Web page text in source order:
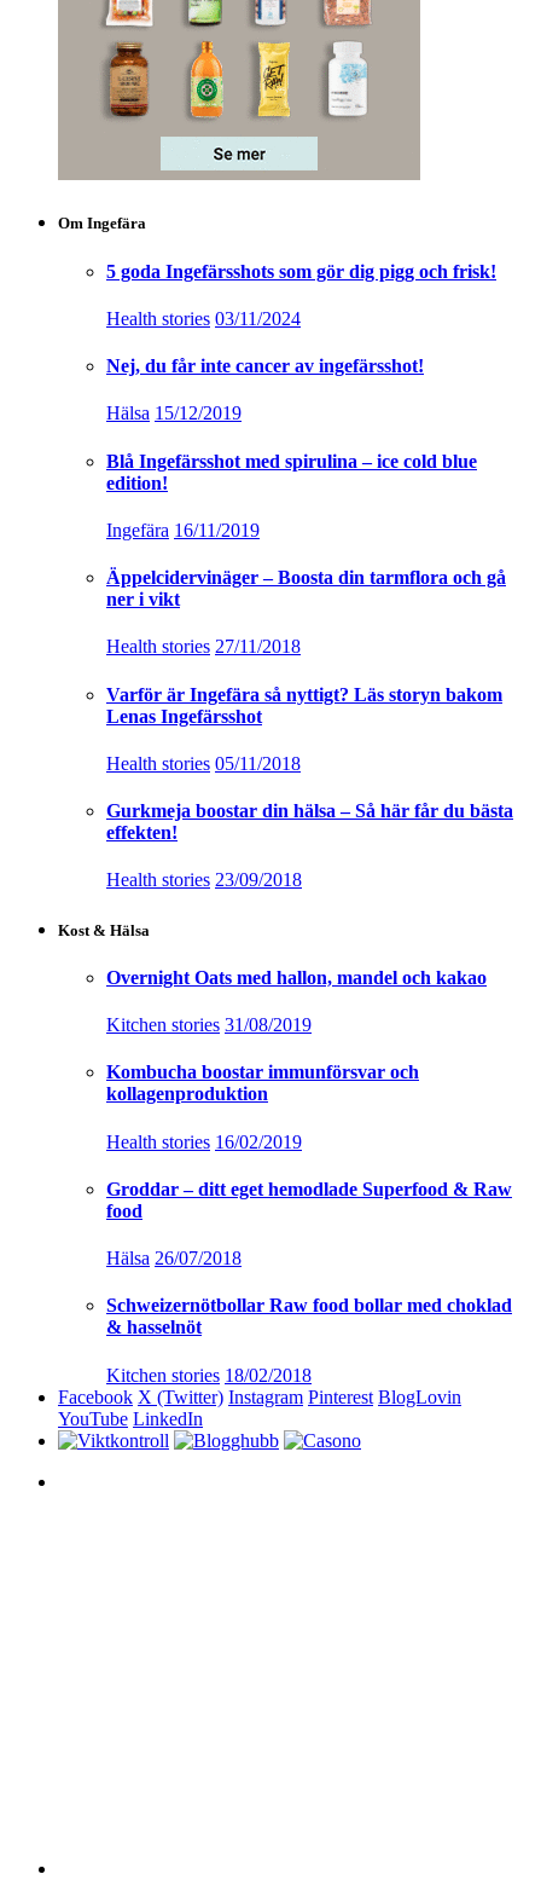
Om Ingefära
5 goda Ingefärsshots som gör dig pigg och frisk!
Health stories 03/11/2024
Nej, du får inte cancer av ingefärsshot!
Hälsa 15/12/2019
Blå Ingefärsshot med spirulina – ice cold blue
edition!
Ingefära 16/11/2019
Äppelcidervinäger – Boosta din tarmflora och gå
ner i vikt
Health stories 27/11/2018
Varför är Ingefära så nyttigt? Läs storyn bakom
Lenas Ingefärsshot
Health stories 05/11/2018
Gurkmeja boostar din hälsa – Så här får du bästa
effekten!
Health stories 23/09/2018
Kost & Hälsa
Overnight Oats med hallon, mandel och kakao
Kitchen stories 31/08/2019
Kombucha boostar immunförsvar och
kollagenproduktion
Health stories 16/02/2019
Groddar – ditt eget hemodlade Superfood & Raw
food
Hälsa 26/07/2018
Schweizernötbollar Raw food bollar med choklad
& hasselnöt
Kitchen stories 18/02/2018
Facebook X (Twitter) Instagram Pinterest BlogLovin
YouTube LinkedIn